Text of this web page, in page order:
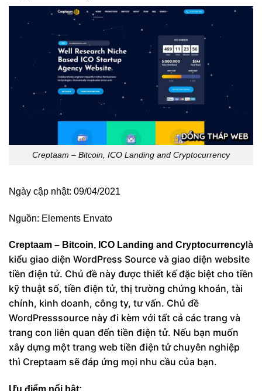
Creptaam – Bitcoin, ICO Landing and Cryptocurrency
Ngày cập nhật: 09/04/2021
Nguồn: Elements Envato
Creptaam – Bitcoin, ICO Landing and Cryptocurrencylà
kiểu giao diện WordPress Source và giao diện website
tiền điện tử. Chủ đề này được thiết kế đặc biệt cho tiền
kỹ thuật số, tiền điện tử, thị trường chứng khoán, tài
chính, kinh doanh, công ty, tư vấn. Chủ đề
WordPresssource này đi kèm với tất cả các trang và
trang con liên quan đến tiền điện tử. Nếu bạn muốn
xây dựng một trang web tiền điện tử chuyên nghiệp
thì Creptaam sẽ đáp ứng mọi nhu cầu của bạn.